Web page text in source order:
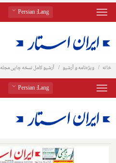
Lang
: Persian
خانه ویژه‌نامه و آرشیو آرشیو کامل نسخه چاپی مجله
Lang
: Persian